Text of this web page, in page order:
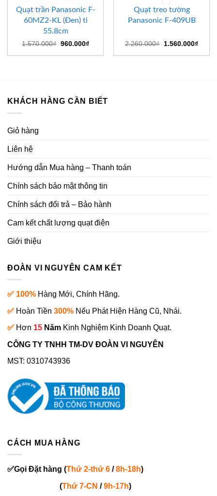
Quạt trần Panasonic F-
60MZ2-KL (Đen) ti
55.8cm
1.570.000₫ Giá
là:
960.000₫Giá
tại
Quạt treo tường
Panasonic F-409UB
2.260.000₫
Giá
là:
1.560.000₫Giá
tại
KHÁCH HÀNG CẦN BIẾT
Giỏ hàng
Liên hệ
Hướng dẫn Mua hàng – Thanh toán
Chính sách bảo mật thông tin
Chính sách đổi trả – Bảo hành
Cam kết chất lượng quạt điện
Giới thiệu
ĐOÀN VI NGUYÊN CAM KẾT
✅ 100% Hàng Mới, Chính Hãng.
✅ Hoàn Tiền 300% Nếu Phát Hiện Hàng Cũ, Nhái.
✅ Hơn 15 Năm Kinh Nghiệm Kinh Doanh Quạt.
CÔNG TY TNHH TM-DV ĐOÀN VI NGUYÊN
MST: 0310743936
CÁCH MUA HÀNG
✅Gọi Đặt hàng (Thứ 2-thứ 6 /8h-18h)
(Thứ 7-CN /9h-17h)